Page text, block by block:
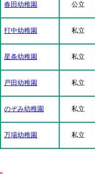
春田幼稚園 公立
打中幼稚園 私立
星条幼稚園 私立
戸田幼稚園 私立
のぞみ幼稚園 私立
万場幼稚園 私立